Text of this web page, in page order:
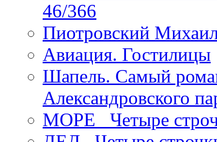
46/366
Пиотровский
Авиация. Гостилицы
Шапель. Самый
Александровского
МОРЕ _Четыре